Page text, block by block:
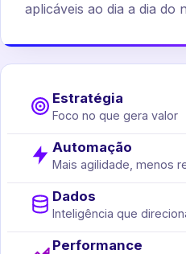
aplicáveis ao dia a dia do
Estratégia
Foco no que gera valor
Automação
Mais agilidade, menos
Dados
Inteligência que
Performance